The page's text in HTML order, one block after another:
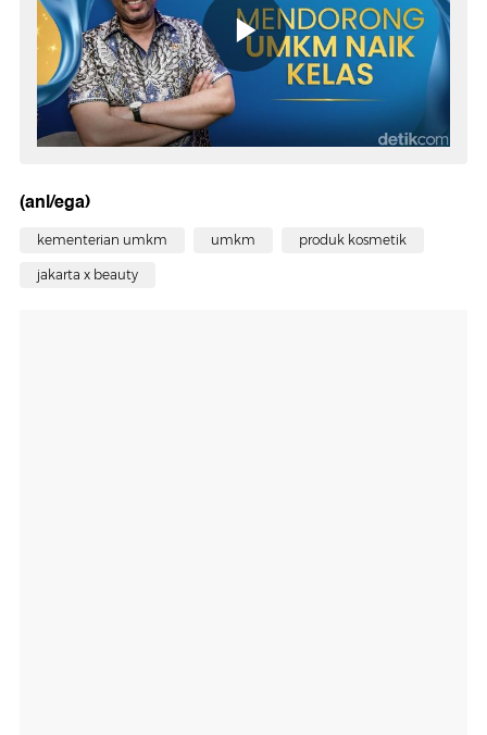
(anl/ega)
kementerian umkm umkm produk kosmetik
jakarta x beauty